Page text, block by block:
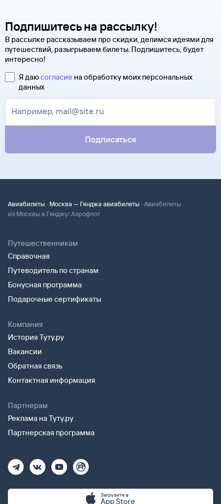
Подпишитесь на рассылку!
В рассылке рассказываем про скидки, делимся идеями для
путешествий, разыгрываем билеты. Подпишитесь, будет
интересно!
Я даюсогласие на обработку моих персональных
данных
Подписаться
Авиабилеты · Москва — Гянджа авиабилеты ·Авиабилеты
из Москвы в Гянджу: Аэрофлот
Путешественникам
Справочная
Путеводитель по странам
Бонусная программа
Подарочные сертификаты
Компания
История Туту.ру
Вакансии
Обратная связь
Контактная информация
Партнерам
Реклама на Туту.ру
Партнерская программа
Загрузите в
App Store